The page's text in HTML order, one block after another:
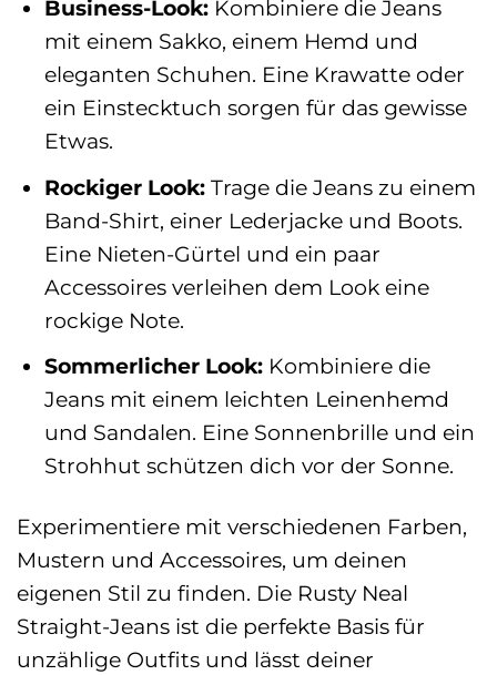
Business-Look:Kombiniere die Jeans
mit einem Sakko, einem Hemd und
eleganten Schuhen. Eine Krawatte oder
ein Einstecktuch sorgen für das gewisse
Etwas.
Rockiger Look:Trage die Jeans zu einem
Band-Shirt, einer Lederjacke und Boots.
Eine Nieten-Gürtel und ein paar
Accessoires verleihen dem Look eine
rockige Note.
Sommerlicher Look:Kombiniere die
Jeans mit einem leichten Leinenhemd
und Sandalen. Eine Sonnenbrille und ein
Strohhut schützen dich vor der Sonne.
Experimentiere mit verschiedenen Farben,
Mustern und Accessoires, um deinen
eigenen Stil zu finden. Die Rusty Neal
Straight-Jeans ist die perfekte Basis für
unzählige Outfits und lässt deiner